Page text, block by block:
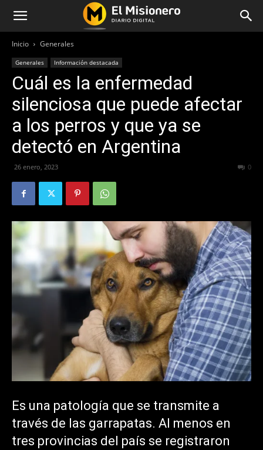
Inicio Generales
Generales Información destacada
Cuál es la enfermedad
silenciosa que puede afectar
a los perros y que ya se
detectó en Argentina
26 enero, 2023 0
Es una patología que se transmite a
través de las garrapatas. Al menos en
tres provincias del país se registraron